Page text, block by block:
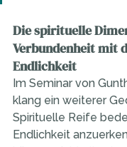
Die spirituelle
Verbundenheit mit
Endlichkeit
Im Seminar von
klang ein weiterer
Spirituelle Reife
Endlichkeit